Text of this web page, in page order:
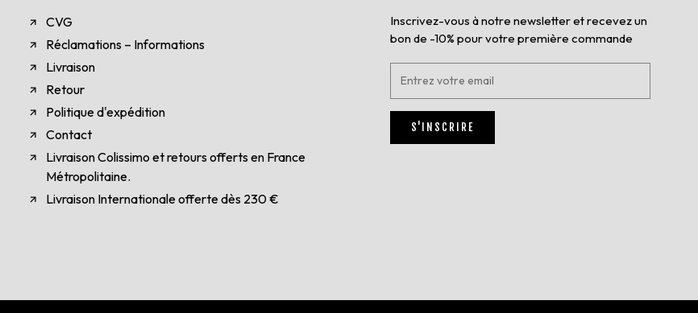
CVG
Réclamations – Informations
Livraison
Retour
Politique d'expédition
Contact
Livraison Colissimo et retours offerts en France
Métropolitaine.
Livraison Internationale offerte dès 230 €
Inscrivez-vous à notre newsletter et recevez un
bon de -10% pour votre première commande
E
t
r
z
l
S'INSCRIRE